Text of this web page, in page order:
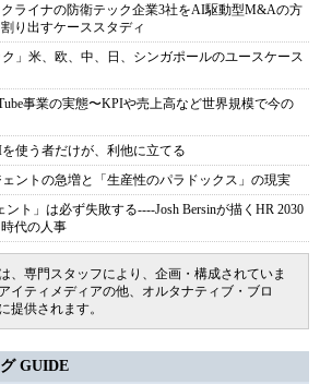
ライナの防衛テック企業3社をAI駆動型M&Aの方
り出すケーススタディ
」米、欧、中、日、シンガポールのユースケース
事業の実態〜KPIや売上高など世界規模で今の
使う者だけが、利他に立てる
ントの急増と「生産性のパラドックス」の現実
ント」は必ず失敗する----Josh Bersinが描くHR 2030
代の人事
、専門スタッフにより、企画・構成されていま
イティメディアの他、オルタナティブ・ブロ
提供されます。
GUIDE